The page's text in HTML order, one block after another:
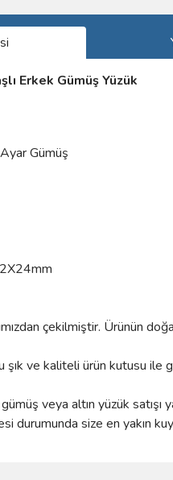
Erkek Gümüş Yüzük
Gümüş
çekilmiştir. Ürünün
şık ve kaliteli ürün kutusu ile
veya altın yüzük
durumunda size en yakın